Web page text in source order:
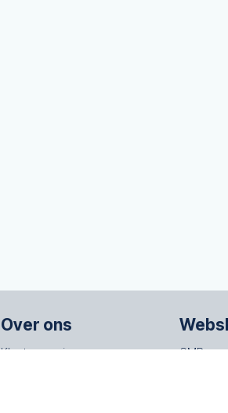
Over ons
Klantenservice
CMR